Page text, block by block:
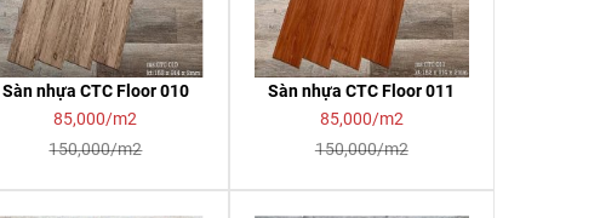
Sàn nhựa CTC Floor 010
85,000/m2
150,000/m2
Sàn nhựa CTC Floor 011
85,000/m2
150,000/m2